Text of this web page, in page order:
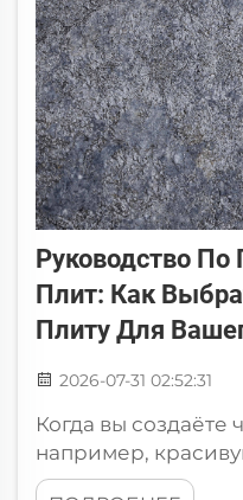
стоит кварцит...
Руководство
Плит: Как
Плиту Для
2026-07-31 02:52:31
Когда вы создаёте
например,
великолепный пол